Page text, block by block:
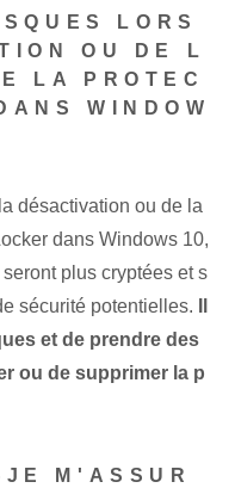
LORS
OU DE L
LA PROTEC
WINDOW
désactivation ou de la
dans Windows 10,
plus cryptées et s
sécurité potentielles.
et de prendre des
ou de supprimer la p
M'ASSUR